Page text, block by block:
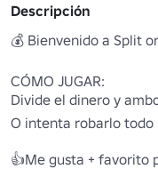
Descripción
💰 Bienvenido a Split
CÓMO JUGAR:
Divide el dinero y
O intenta robarlo todo
👍Me gusta + favorito